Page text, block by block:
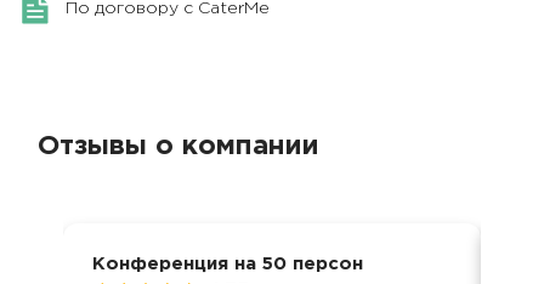
По договору с CaterMe
Отзывы о компании
Конференция на 50 персон